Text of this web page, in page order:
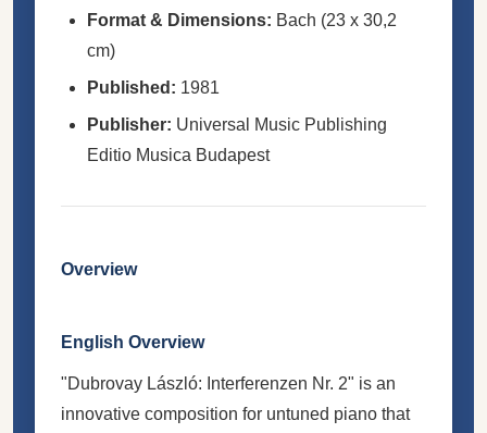
Format & Dimensions: Bach (23 x 30,2
cm)
Published: 1981
Publisher: Universal Music Publishing
Editio Musica Budapest
Overview
English Overview
"Dubrovay László: Interferenzen Nr. 2" is an
innovative composition for untuned piano that